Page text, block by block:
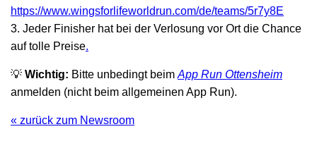
https://www.wingsforlifeworldrun.com/de/teams/5r7y8E
3. Jeder Finisher hat bei der Verlosung vor Ort die Chance
auf tolle Preise.
💡 Wichtig: Bitte unbedingt beim App Run Ottensheim
anmelden (nicht beim allgemeinen App Run).
« zurück zum Newsroom